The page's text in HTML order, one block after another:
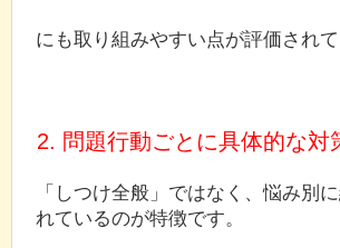
にも取り組みやすい点が評価されて
2. 問題行動ごとに具体的な対
「しつけ全般」ではなく、悩み別
れているのが特徴です。